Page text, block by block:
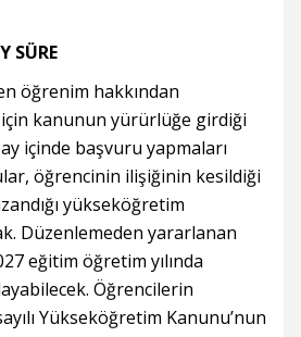
SÜRE
öğrenim hakkından
kanunun yürürlüğe girdiği
içinde başvuru yapmaları
öğrencinin ilişiğinin kesildiği
yükseköğretim
Düzenlemeden yararlanan
eğitim öğretim yılında
Öğrencilerin
Yükseköğretim Kanunu’nun